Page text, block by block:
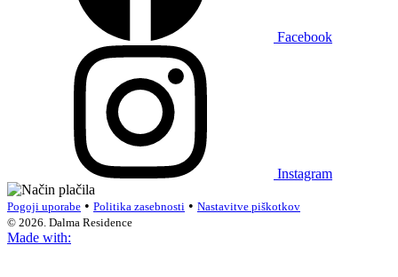
Facebook
Instagram
Pogoji uporabe • Politika zasebnosti • Nastavitve piškotkov
© 2026. Dalma Residence
Made with: